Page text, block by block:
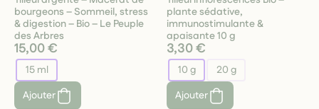
bourgeons – Sommeil, stress
& digestion – Bio – Le Peuple
des Arbres
15,00 €
15 ml
Ajouter
plante sédative,
immunostimulante &
apaisante 10 g
3,30 €
10 g
20 g
Ajouter